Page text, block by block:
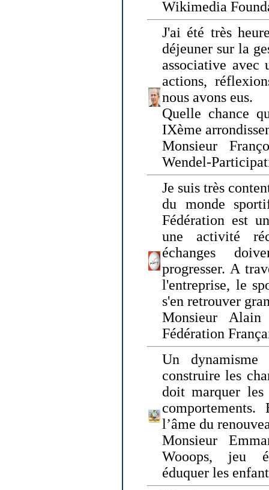
Wikimedia
J'ai été très
déjeuner sur la
associative avec
actions,
nous avons eus.
Quelle chance
IXème
Monsieur
Wendel-
Je suis très
du monde
Fédération est
une activité
échanges
progresser. A
l'entreprise, le
s'en retrouver
Monsieur
Fédération
Un dynamisme
construire les
doit marquer les
l’âme du
Monsieur
Wooops, jeu
éduquer les